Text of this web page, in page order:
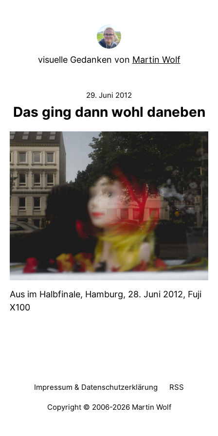
visuelle Gedanken von Martin Wolf
29. Juni 2012
Das ging dann wohl daneben
Aus im Halbfinale, Hamburg, 28. Juni 2012, Fuji
X100
Impressum & Datenschutzerklärung RSS
Copyright © 2006-2026 Martin Wolf